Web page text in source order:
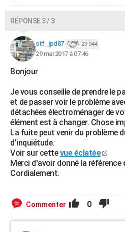
RÉPONSE 3 / 3
stf_jpd87 29 944
29 mai 2017 à 07:46
Bonjour
Je vous conseille de prendre le
et de passer voir le problème
détachées électroménager de
élément est à changer. Chose
La fuite peut venir du problème
d’inquiétude.
Voir sur cettevue éclatée
Merci d'avoir donné la référence
Cordialement.
Commenter 0